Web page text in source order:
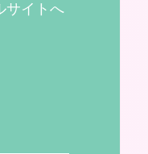
サイトへ